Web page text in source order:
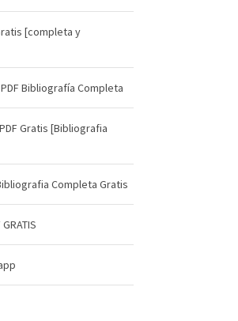
[completa y
Bibliografía Completa
Gratis [Bibliografia
Completa Gratis